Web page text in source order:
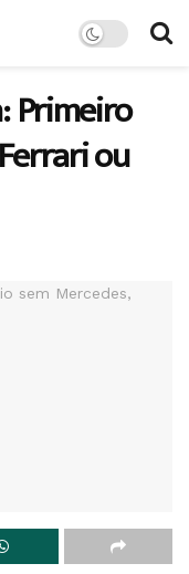
Primeiro
ou